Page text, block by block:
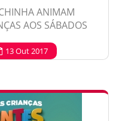
ANIMAM
AOS SÁBADOS
13 Out 2017